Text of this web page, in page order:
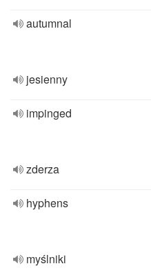
autumnal
jesienny
impinged
zderza
hyphens
myślniki